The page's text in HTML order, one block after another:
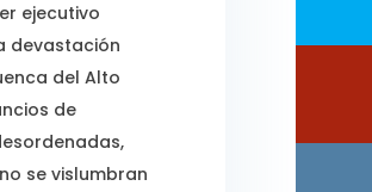
ejecutivo
devastación
del Alto
de
se vislumbran